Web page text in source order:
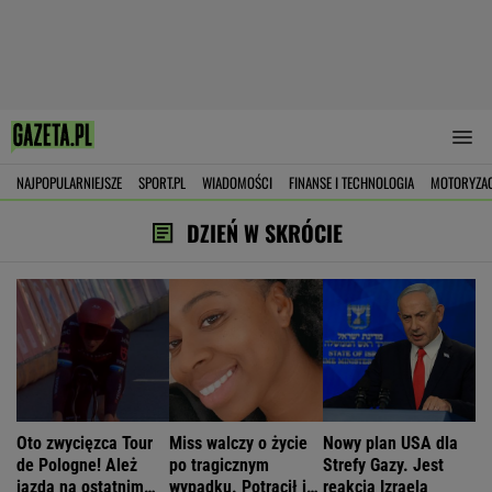
NAJPOPULARNIEJSZE SPORT.PL WIADOMOŚCI FINANSE I TECHNOLOGIA
DZIEŃ W SKRÓCIE
Oto zwycięzca Tour
de Pologne! Ależ
jazda na ostatnim
Miss walczy o życie
po tragicznym
wypadku. Potrącił ją
Nowy plan USA dla
Strefy Gazy. Jest
reakcja Izraela